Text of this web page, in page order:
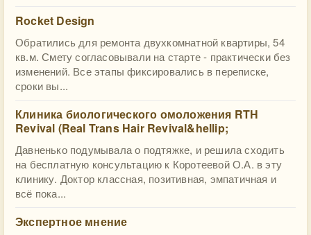
Rocket Design
Обратились для ремонта двухкомнатной квартиры, 54
кв.м. Смету согласовывали на старте - практически без
изменений. Все этапы фиксировались в переписке,
сроки вы...
Клиника биологического омоложения RTH
Revival (Real Trans Hair Revival&hellip;
Давненько подумывала о подтяжке, и решила сходить
на бесплатную консультацию к Коротеевой О.А. в эту
клинику. Доктор классная, позитивная, эмпатичная и
всё пока...
Экспертное мнение